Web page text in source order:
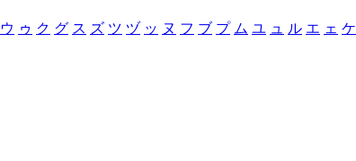
ウ ゥ ク グ ス ズ ツ ヅ ッ ヌ フ ブ プ ム ユ ュ ル エ ェ ケ